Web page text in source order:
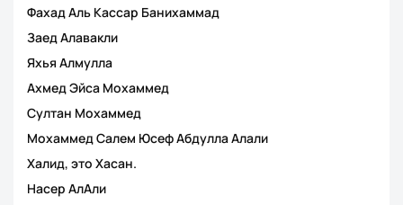
Фахад Аль Кассар Банихаммад
Заед Алавакли
Яхья Алмулла
Ахмед Эйса Мохаммед
Султан Мохаммед
Мохаммед Салем Юсеф Абдулла Алали
Халид, это Хасан.
Насер АлАли